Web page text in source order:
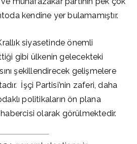
kendine yer bulamamıştır.
siyasetinde önemli
gibi ülkenin gelecekteki
şekillendirecek gelişmelere
İşçi Partisi’nin zaferi, daha
politikaların ön plana
olarak görülmektedir.